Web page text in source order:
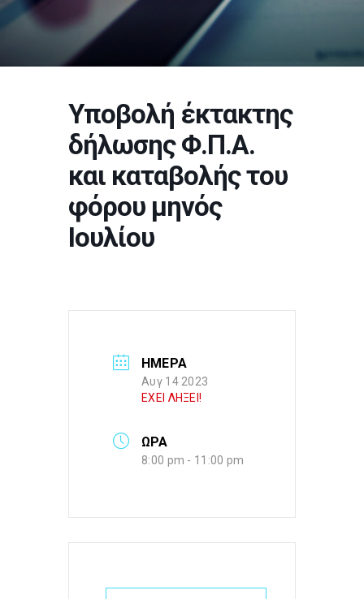
Υποβολή έκτακτης
δήλωσης Φ.Π.Α.
και καταβολής του
φόρου μηνός
Ιουλίου
ΗΜΕΡΑ
Αυγ 14 2023
ΕΧΕΙ ΛΗΞΕΙ!
ΩΡΑ
8:00 pm - 11:00 pm